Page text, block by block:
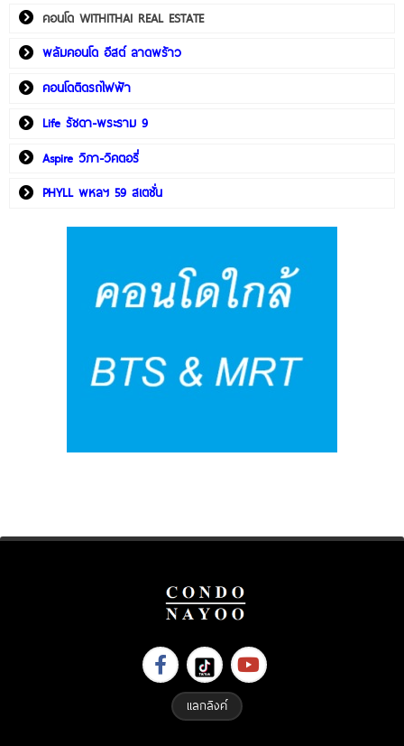
คอนโด WITHITHAI REAL ESTATE
พลัมคอนโด อีสต์ ลาดพร้าว
คอนโดติดรถไฟฟ้า
Life รัชดา-พระราม 9
Aspire วิภา-วิคตอรี่
PHYLL พหลฯ 59 สเตชั่น
แลกลิงค์